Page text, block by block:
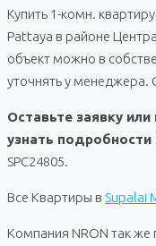
Купить 1-комн.
Pattaya в районе
объект можно в
уточнять у менеджера.
Оставьте заявку
узнать
SPC24805.
Все Квартиры в Supalai
Компания NRON так же